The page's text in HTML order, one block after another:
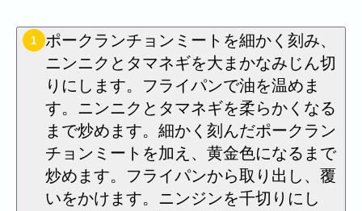
1
ポークランチョンミートを細かく刻み、
ニンニクとタマネギを大まかなみじん切
りにします。フライパンで油を温めま
す。ニンニクとタマネギを柔らかくなる
まで炒めます。細かく刻んだポークラン
チョンミートを加え、黄金色になるまで
炒めます。フライパンから取り出し、覆
いをかけます。ニンジンを千切りにし